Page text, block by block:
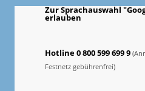
Zur Sprachauswahl
erlauben
Hotline 0 800 599 699 9
Festnetz gebührenfrei)